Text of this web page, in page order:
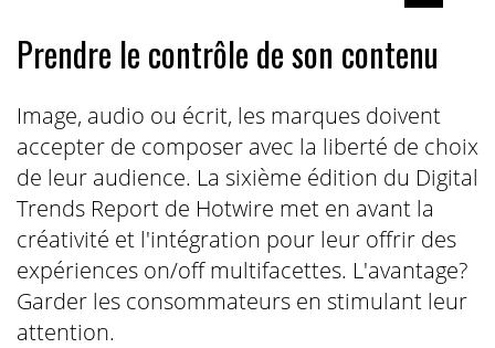
Prendre le contrôle de son contenu
Image, audio ou écrit, les marques doivent
accepter de composer avec la liberté de choix
de leur audience. La sixième édition du Digital
Trends Report de Hotwire met en avant la
créativité et l'intégration pour leur offrir des
expériences on/off multifacettes. L'avantage?
Garder les consommateurs en stimulant leur
attention.